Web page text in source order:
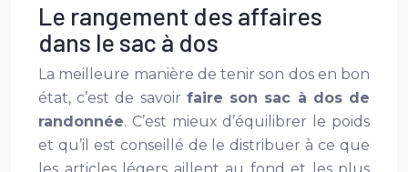
Le rangement des affaires
dans le sac à dos
La meilleure manière de tenir son dos en bon
état, c’est de savoir faire son sac à dos de
randonnée. C’est mieux d’équilibrer le poids
et qu’il est conseillé de le distribuer à ce que